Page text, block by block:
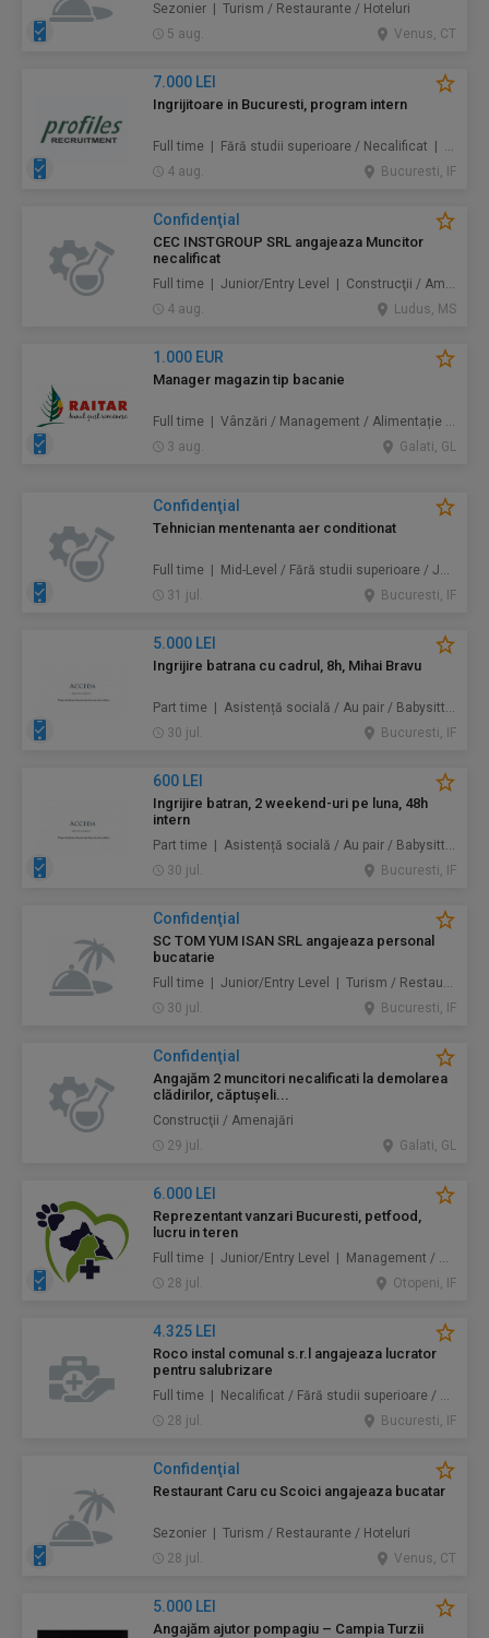
Sezonier | Turism / Restaurante / Hoteluri
5 aug.
Venus, CT
7.000 LEI
Ingrijitoare in Bucuresti, program intern
Full time | Fără studii superioare / Necalificat | Au pair / Babysitter / Curăţenie / Prestări servicii
4 aug.
Bucuresti, IF
Confidenţial
CEC INSTGROUP SRL angajeaza Muncitor
necalificat
Full time | Junior/Entry Level | Construcţii / Amenajări
4 aug.
Ludus, MS
1.000 EUR
Manager magazin tip bacanie
Full time | Vânzări / Management / Alimentație / Comerț
3 aug.
Galati, GL
Confidenţial
Tehnician mentenanta aer conditionat
Full time | Mid-Level / Fără studii superioare / Junior/Entry Level | Mentenanță / Instalații
31 jul.
Bucuresti, IF
5.000 LEI
Ingrijire batrana cu cadrul, 8h, Mihai Bravu
Part time | Asistență socială / Au pair / Babysitter / Curăţenie / Prestări servicii
30 jul.
Bucuresti, IF
600 LEI
Ingrijire batran, 2 weekend-uri pe luna, 48h
intern
Part time | Asistență socială / Au pair / Babysitter / Curăţenie / Prestări servicii
30 jul.
Bucuresti, IF
Confidenţial
SC TOM YUM ISAN SRL angajeaza personal
bucatarie
Full time | Junior/Entry Level | Turism / Restaurante / Hoteluri
30 jul.
Bucuresti, IF
Confidenţial
Angajăm 2 muncitori necalificati la demolarea
clădirilor, căptușeli...
Construcţii / Amenajări
29 jul.
Galati, GL
6.000 LEI
Reprezentant vanzari Bucuresti, petfood,
lucru in teren
Full time | Junior/Entry Level | Management / Vânzări
28 jul.
Otopeni, IF
4.325 LEI
Roco instal comunal s.r.l angajeaza lucrator
pentru salubrizare
Full time | Necalificat / Fără studii superioare / Junior/Entry Level | Protecţia mediului / Prestări servicii
28 jul.
Bucuresti, IF
Confidenţial
Restaurant Caru cu Scoici angajeaza bucatar
Sezonier | Turism / Restaurante / Hoteluri
28 jul.
Venus, CT
5.000 LEI
Angajăm ajutor pompagiu – Campia Turzii